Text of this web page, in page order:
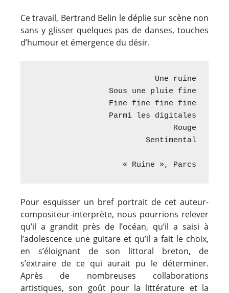
Ce travail, Bertrand Belin le déplie sur scène non
sans y glisser quelques pas de danses, touches
d’humour et émergence du désir.
Une ruine
Sous une pluie fine
Fine fine fine fine
Parmi les digitales
Rouge
Sentimental
« Ruine », Parcs
Pour esquisser un bref portrait de cet auteur-
compositeur-interprète, nous pourrions relever
qu’il a grandit près de l’océan, qu’il a saisi à
l’adolescence une guitare et qu’il a fait le choix,
en s’éloignant de son littoral breton, de
s’extraire de ce qui aurait pu le déterminer.
Après de nombreuses collaborations
artistiques, son goût pour la littérature et la